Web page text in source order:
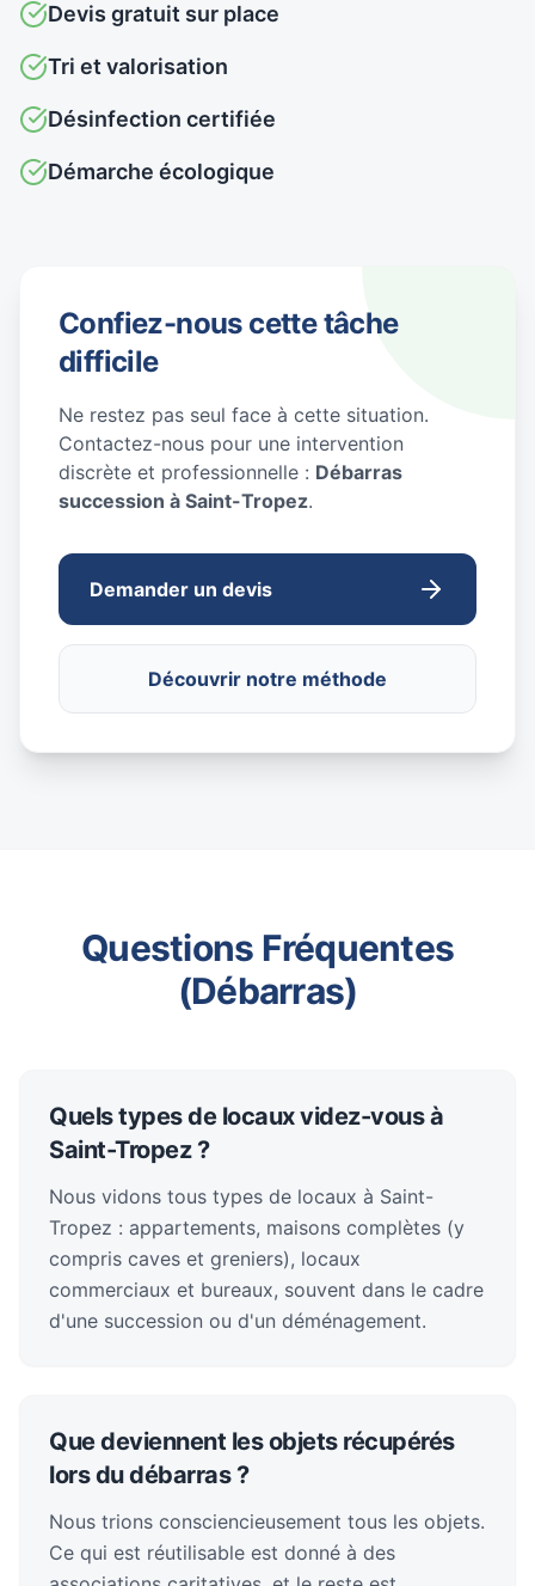
Devis gratuit sur place
Tri et valorisation
Désinfection certifiée
Démarche écologique
Confiez-nous cette tâche
difficile
Ne restez pas seul face à cette situation.
Contactez-nous pour une intervention
discrète et professionnelle : Débarras
succession à Saint-Tropez.
Demander un devis
Découvrir notre méthode
Questions Fréquentes
(Débarras)
Quels types de locaux videz-vous à
Saint-Tropez ?
Nous vidons tous types de locaux à Saint-
Tropez : appartements, maisons complètes (y
compris caves et greniers), locaux
commerciaux et bureaux, souvent dans le cadre
d'une succession ou d'un déménagement.
Que deviennent les objets récupérés
lors du débarras ?
Nous trions consciencieusement tous les objets.
Ce qui est réutilisable est donné à des